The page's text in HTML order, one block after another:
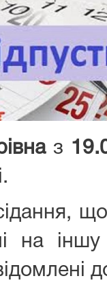
з
на